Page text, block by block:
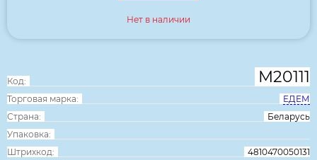
Код: М20111
Торговая марка:
ЕДЕМ
Страна:
Беларусь
Упаковка:
Штрихкод:
4810470050131
Нет в наличии